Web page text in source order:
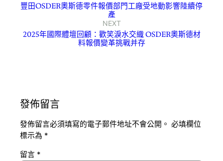
豐田OSDER奧斯德零件報價部門工廠受地動影響陸續停
產
NEXT
2025年國際體壇回顧：歡笑淚水交織 OSDER奧斯德材
料報價變革挑戰并存
發佈留言
發佈留言必須填寫的電子郵件地址不會公開。 必填欄位
標示為 *
留言 *